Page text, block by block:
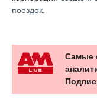
поездок
Самые